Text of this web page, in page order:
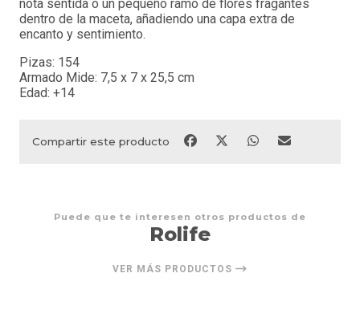
nota sentida o un pequeño ramo de flores fragantes
dentro de la maceta, añadiendo una capa extra de
encanto y sentimiento.
Pizas: 154
Armado Mide: 7,5 x 7 x 25,5 cm
Edad: +14
Compartir este producto
Puede que te interesen otros productos de
Rolife
VER MÁS PRODUCTOS